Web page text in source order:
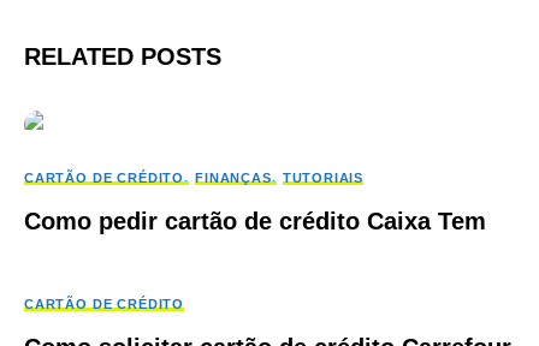
RELATED POSTS
CARTÃO DE CRÉDITO FINANÇAS TUTORIAIS
Como pedir cartão de crédito Caixa Tem
CARTÃO DE CRÉDITO